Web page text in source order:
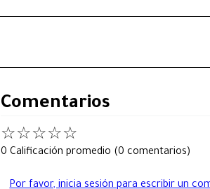
Comentarios
☆☆☆☆☆
0 Calificación promedio (0 comentarios)
Por favor, inicia sesión para escribir un